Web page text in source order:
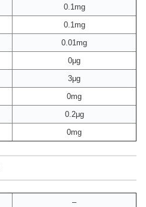
0.1mg
0.1mg
0.01mg
0μg
3μg
0mg
0.2μg
0mg
–